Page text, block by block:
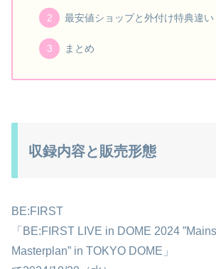
最安値ショップと外付け特典違い
まとめ
収録内容と販売形態
BE:FIRST
「BE:FIRST LIVE in DOME 2024
Masterplan” in TOKYO DOME」